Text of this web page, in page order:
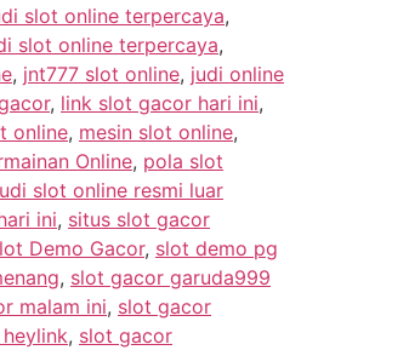
slot online terpercaya,
slot online terpercaya,
, jnt777 slot online, judi online
, link slot gacor hari ini,
online, mesin slot online,
Online, pola slot
slot online resmi luar
ini, situs slot gacor
Demo Gacor, slot demo pg
, slot gacor garuda999
malam ini, slot gacor
, slot gacor